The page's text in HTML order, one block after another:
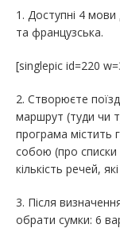
1. Доступні 4 мови
та французська.
[singlepic id=220
2. Створюєте
маршрут (туди чи
програма містить
собою (про списки
кількість речей,
3. Після
обрати сумки: 6